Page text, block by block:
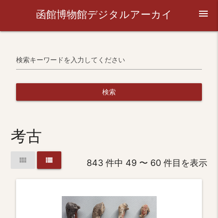
函館博物館デジタルアーカイ
menu
検索キーワードを入力してください
検索
考古
view_module view_list 843 件中 49 〜 60 件目を表示